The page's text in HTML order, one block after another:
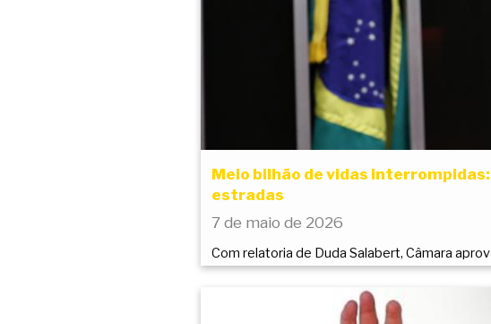
Meio bilhão de vidas
estradas
7 de maio de 2026
Com relatoria de Duda Salabert, Câmara